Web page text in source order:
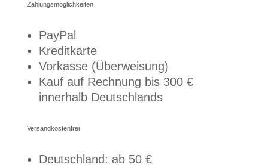
Zahlungs­möglichkeiten
PayPal
Kreditkarte
Vorkasse (Überweisung)
Kauf auf Rechnung bis 300 €
innerhalb Deutschlands
Versandkostenfrei
Deutschland: ab 50 €